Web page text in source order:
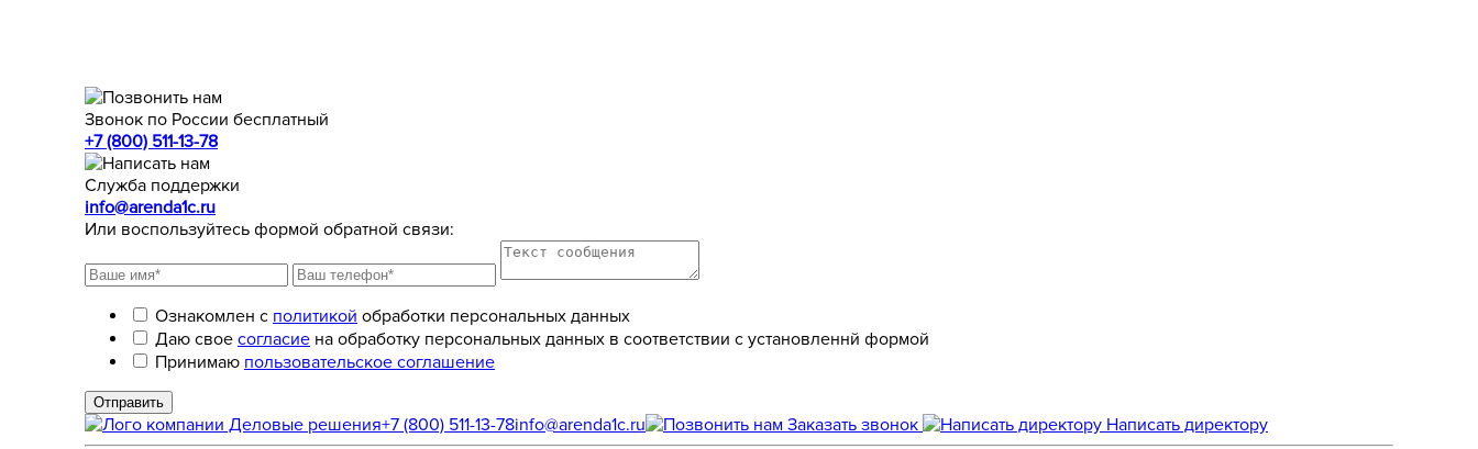
Звонок по России бесплатный
+7 (800) 511-13-78
Служба поддержки
info@arenda1c.ru
Или воспользуйтесь формой обратной связи:
Ознакомлен с политикой обработки персональных данных
Даю свое согласие на обработку персональных данных в соответствии с установленнй формой
Принимаю пользовательское соглашение
Отправить
+7 (800) 511-13-78info@arenda1c.ru Заказать звонок
Написать директору